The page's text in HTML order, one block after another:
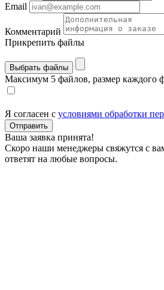
Email
Комментарий
Прикрепить файлы
Выбрать файлы
Максимум 5 файлов, размер каждого
Я согласен с условиями обработки
Отправить
Ваша заявка принята!
Скоро наши менеджеры свяжутся с
ответят на любые вопросы.